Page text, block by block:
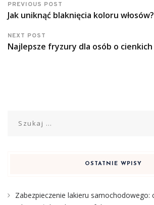
PREVIOUS POST
Jak uniknąć blaknięcia koloru włosów?
NEXT POST
Najlepsze fryzury dla osób o cienkich
OSTATNIE WPISY
Zabezpieczenie lakieru samochodowego: